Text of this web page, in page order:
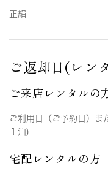
正絹
ご返却日(レン
ご来店レンタルの
ご利用日（ご予約日）ま
１泊)
宅配レンタルの方